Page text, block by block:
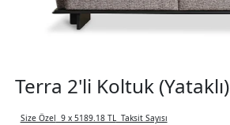
Terra 2'li Koltuk (Yataklı)
Size Özel 9 x 5189.18 TLTaksit Sayısı